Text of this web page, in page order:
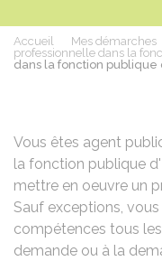
Accueil Mes démarches
professionnelle dans la
dans la fonction publique
Vous êtes agent
la fonction publique
mettre en oeuvre un
Sauf exceptions,
compétences tous
demande ou à la